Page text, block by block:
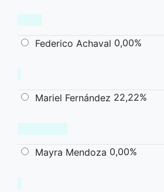
Federico Achaval 0,00%
Mariel Fernández 22,22%
Mayra Mendoza 0,00%